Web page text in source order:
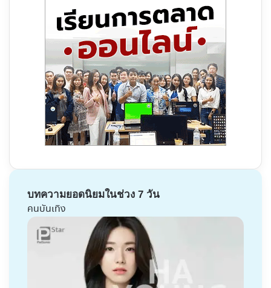
บทความยอดนิยมในช่วง 7 วัน
คนบันเทิง